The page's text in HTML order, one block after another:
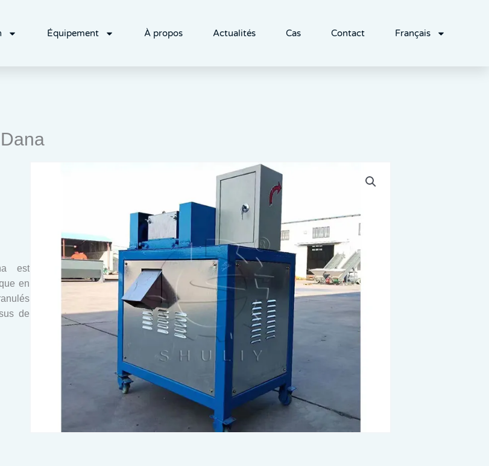
Équipement À propos Actualités Cas Contact Français
est
en
de